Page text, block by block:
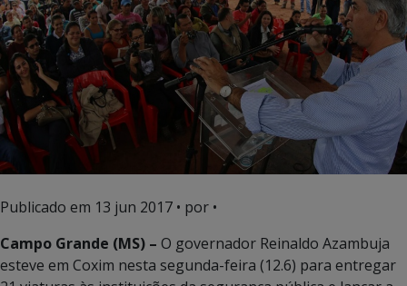
Publicado em 13 jun 2017 • por •
Campo Grande (MS) – O governador Reinaldo Azambuja
esteve em Coxim nesta segunda-feira (12.6) para entregar